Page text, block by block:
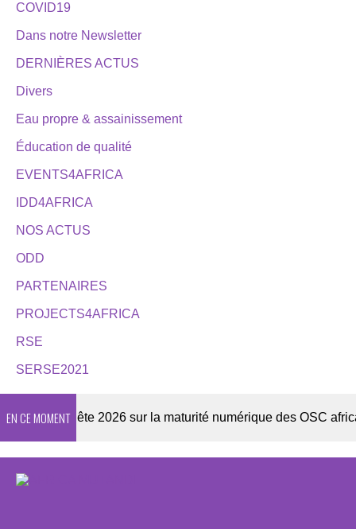
COVID19
Dans notre Newsletter
DERNIÈRES ACTUS
Divers
Eau propre & assainissement
Éducation de qualité
EVENTS4AFRICA
IDD4AFRICA
NOS ACTUS
ODD
PARTENAIRES
PROJECTS4AFRICA
RSE
SERSE2021
EN CE MOMENT
Enquête 2026 sur la maturité numérique des OSC